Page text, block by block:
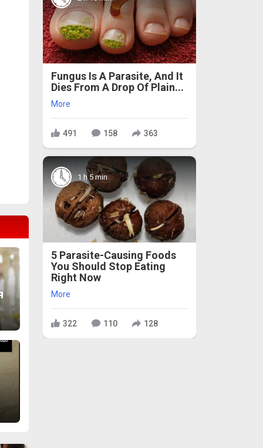
Fungus Is A Parasite, And It
Dies From A Drop Of Plain...
More
491 158 363
1 h 5 min
5 Parasite-Causing Foods
You Should Stop Eating
Right Now
More
322 110 128